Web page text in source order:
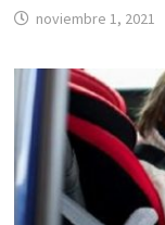
noviembre 1, 2021